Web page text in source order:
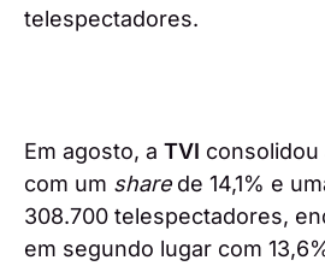
telespectadores.
Em agosto, a TVI consolidou
com um sharede 14,1% e
308.700 telespectadores,
em segundo lugar com